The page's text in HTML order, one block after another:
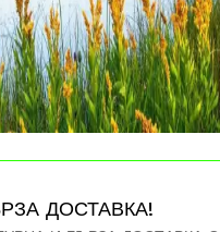
ДОСТАВКА!